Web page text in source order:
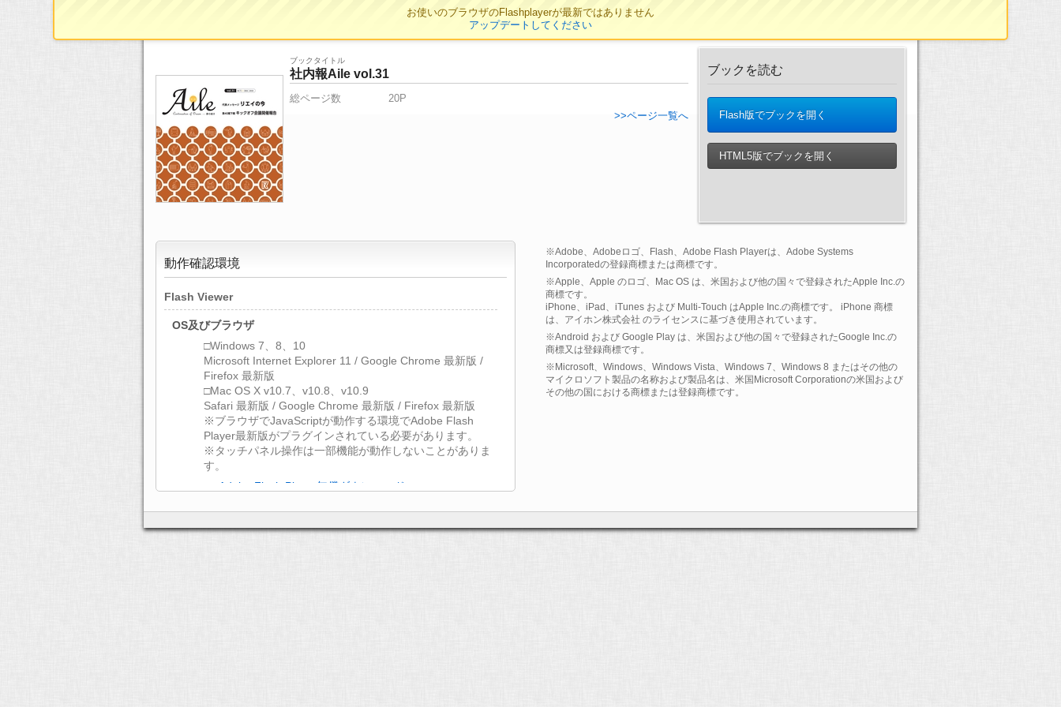
ブックタイトル
社内報Aile vol.31
総ページ数
20P
>>ページ一覧へ
ブックを読む
Flash版でブックを開く
HTML5版でブックを開く
動作確認環境
Flash Viewer
OS及びブラウザ
□Windows 7、8、10
Microsoft Internet Explorer 11 / Google Chrome 最新版 /
Firefox 最新版
□Mac OS X v10.7、v10.8、v10.9
Safari 最新版 / Google Chrome 最新版 / Firefox 最新版
※ブラウザでJavaScriptが動作する環境でAdobe Flash
Player最新版がプラグインされている必要があります。
※タッチパネル操作は一部機能が動作しないことがありま
す。
>> Adobe Flash Player無償ダウンロード
UTF-8
※Adobe、Adobeロゴ、Flash、Adobe Flash Playerは、Adobe Systems
Incorporatedの登録商標または商標です。
※Apple、Apple のロゴ、Mac OS は、米国および他の国々で登録されたApple Inc.の
商標です。
iPhone、iPad、iTunes および Multi-Touch はApple Inc.の商標です。 iPhone 商標
は、アイホン株式会社 のライセンスに基づき使用されています。
※Android および Google Play は、米国および他の国々で登録されたGoogle Inc.の
商標又は登録商標です。
※Microsoft、Windows、Windows Vista、Windows 7、Windows 8 またはその他の
マイクロソフト製品の名称および製品名は、米国Microsoft Corporationの米国および
その他の国における商標または登録商標です。
お使いのブラウザのFlashplayerが最新ではありません
アップデートしてください